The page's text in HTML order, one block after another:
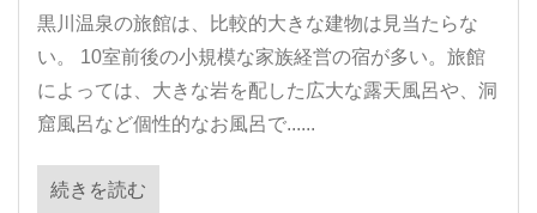
黒川温泉の旅館は、比較的大きな建物は見当たらな
い。 10室前後の小規模な家族経営の宿が多い。旅館
によっては、大きな岩を配した広大な露天風呂や、洞
窟風呂など個性的なお風呂で......
続きを読む